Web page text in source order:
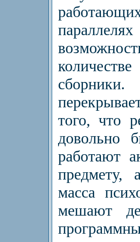
того, что
довольно
работают
предмету,
масса
мешают